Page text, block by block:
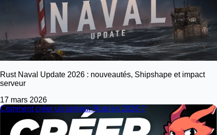
Rust Naval Update 2026 : nouveautés, Shipshape et impact
serveur
17 mars 2026
Comment créer un serveur Rust en 2026 ?